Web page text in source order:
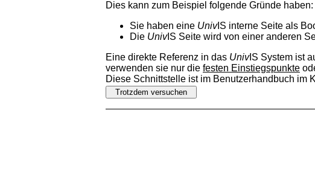
Dies kann zum Beispiel folgende Gründe haben:
Sie haben eine UnivIS interne Seite als
Die UnivIS Seite wird von einer anderen
Eine direkte Referenz in das UnivIS System ist
verwenden sie nur die festen Einstiegspunkte
Diese Schnittstelle ist im Benutzerhandbuch im